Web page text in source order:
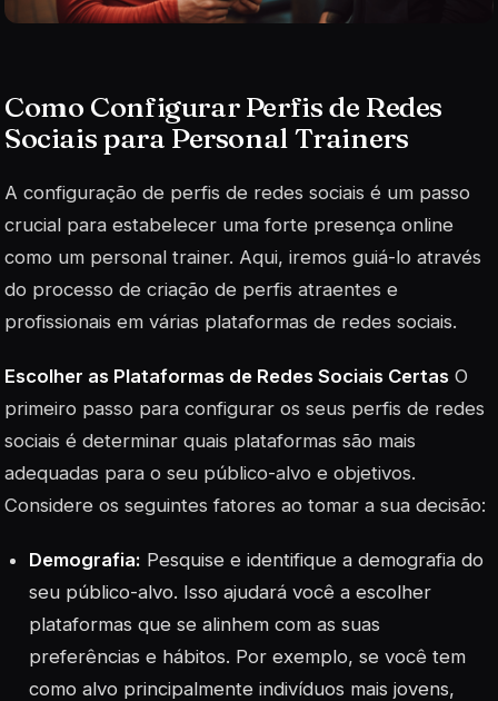
Como Configurar Perfis de Redes
Sociais para Personal Trainers
A configuração de perfis de redes sociais é um passo
crucial para estabelecer uma forte presença online
como um personal trainer. Aqui, iremos guiá-lo através
do processo de criação de perfis atraentes e
profissionais em várias plataformas de redes sociais.
Escolher as Plataformas de Redes Sociais Certas O
primeiro passo para configurar os seus perfis de redes
sociais é determinar quais plataformas são mais
adequadas para o seu público-alvo e objetivos.
Considere os seguintes fatores ao tomar a sua decisão:
Demografia: Pesquise e identifique a demografia do
seu público-alvo. Isso ajudará você a escolher
plataformas que se alinhem com as suas
preferências e hábitos. Por exemplo, se você tem
como alvo principalmente indivíduos mais jovens,